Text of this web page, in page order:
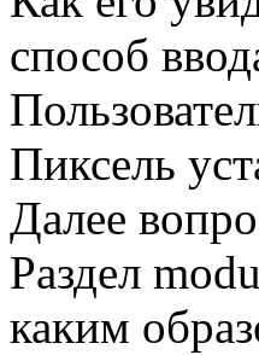
способ
Пиксель
Далее
Раздел
каким